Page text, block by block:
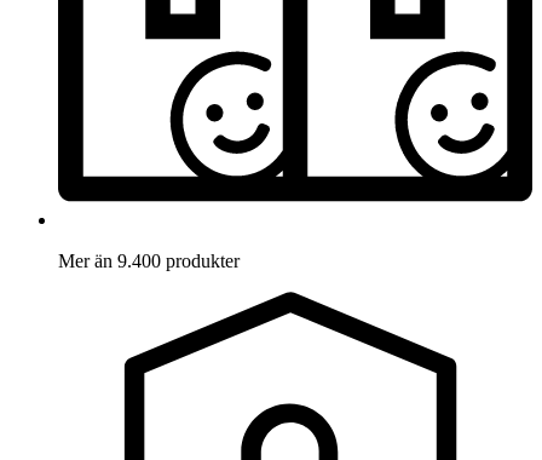
Mer än 9.400 produkter